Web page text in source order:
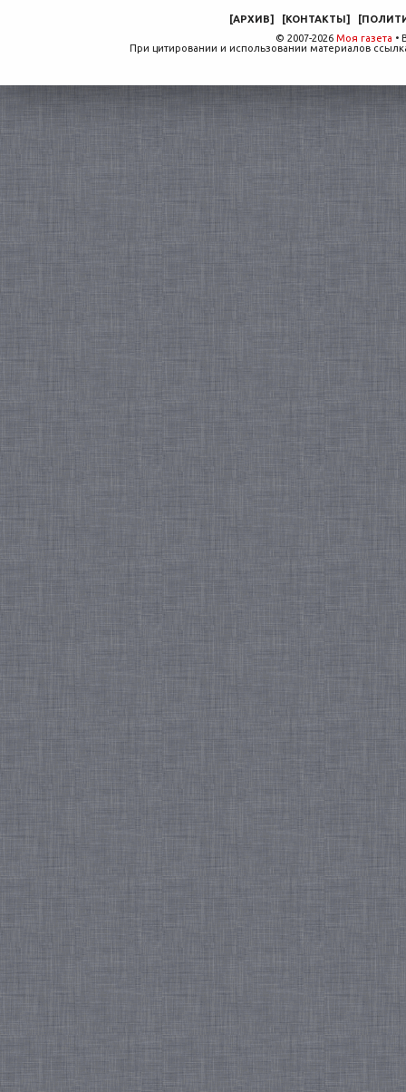
[АРХИВ] [КОНТАКТЫ] [
© 2007-2026 Моя газета •
При цитировании и использовании материалов